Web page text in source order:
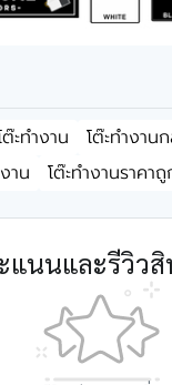
ต๊ะทำงาน โต๊ะทำงาน
าน
โต๊ะทำงานราคาถู
แนนและรีวิว